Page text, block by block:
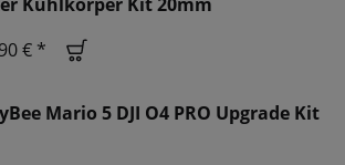
€ *
Mario 5 DJI O4 PRO Upgrade Kit